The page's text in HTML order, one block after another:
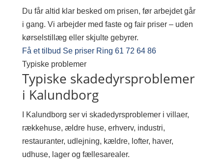
Du får altid klar besked om prisen, før arbejdet går
i gang. Vi arbejder med faste og fair priser – uden
kørselstillæg eller skjulte gebyrer.
Få et tilbud Se priser Ring 61 72 64 86
Typiske problemer
Typiske skadedyrsproblemer
i Kalundborg
I Kalundborg ser vi skadedyrsproblemer i villaer,
rækkehuse, ældre huse, erhverv, industri,
restauranter, udlejning, kældre, lofter, haver,
udhuse, lager og fællesarealer.